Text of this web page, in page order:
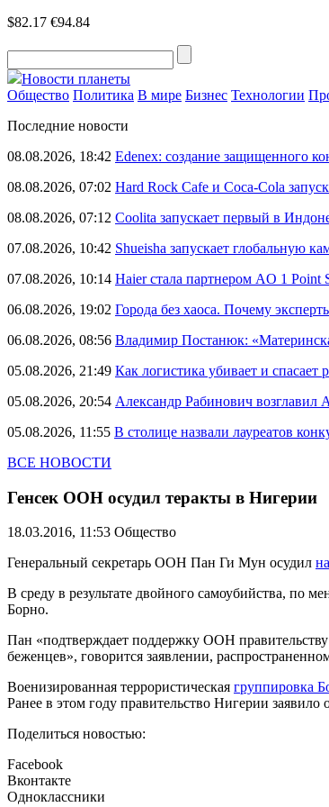
$82.17 €94.84
Новости планеты
Общество Политика В мире Бизнес Технологии
Последние новости
08.08.2026, 18:42 Edenex: создание защищенного
08.08.2026, 07:02 Hard Rock Cafe и Coca-Cola
08.08.2026, 07:12 Coolita запускает первый в
07.08.2026, 10:42 Shueisha запускает глобальную
07.08.2026, 10:14 Haier стала партнером AO 1
06.08.2026, 19:02 Города без хаоса. Почему
06.08.2026, 08:56 Владимир Постанюк:
05.08.2026, 21:49 Как логистика убивает и спасает
05.08.2026, 20:54 Александр Рабинович возглавил
05.08.2026, 11:55 В столице назвали лауреатов
ВСЕ НОВОСТИ
Генсек ООН осудил теракты в Нигерии
18.03.2016, 11:53 Общество
Генеральный секретарь ООН Пан Ги Мун осудил
В среду в результате двойного самоубийства, по
Борно.
Пан «подтверждает поддержку ООН
беженцев», говорится заявлении,
Военизированная террористическая группировка
Ранее в этом году правительство Нигерии
Поделиться новостью:
Facebook
Вконтакте
Одноклассники